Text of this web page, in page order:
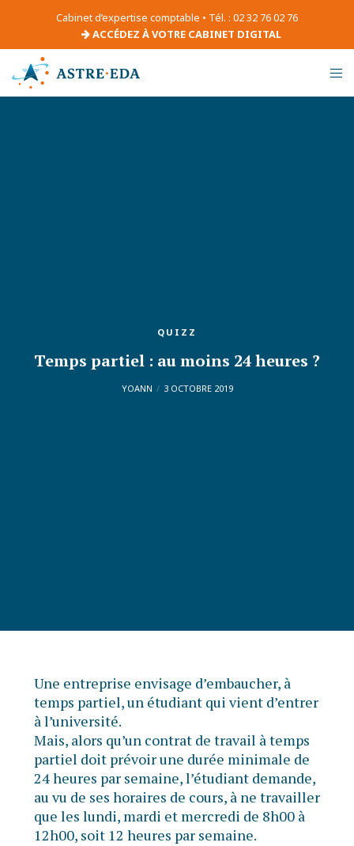
Cabinet d’expertise comptable • Tél. : 02 32 76 02 76
ACCÉDEZ À VOTRE CABINET DIGITAL
QUIZZ
Temps partiel : au moins 24 heures ?
YOANN 3 OCTOBRE 2019
Une entreprise envisage d’embaucher, à
temps partiel, un étudiant qui vient d’entrer
à l’université.
Mais, alors qu’un contrat de travail à temps
partiel doit prévoir une durée minimale de
24 heures par semaine, l’étudiant demande,
au vu de ses horaires de cours, à ne travailler
que les lundi, mardi et mercredi de 8h00 à
12h00, soit 12 heures par semaine.